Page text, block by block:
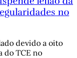
no
devido a oito
do TCE no